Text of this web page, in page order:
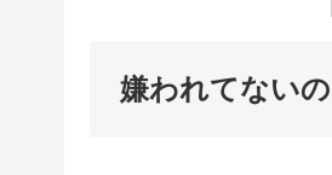
嫌われてない